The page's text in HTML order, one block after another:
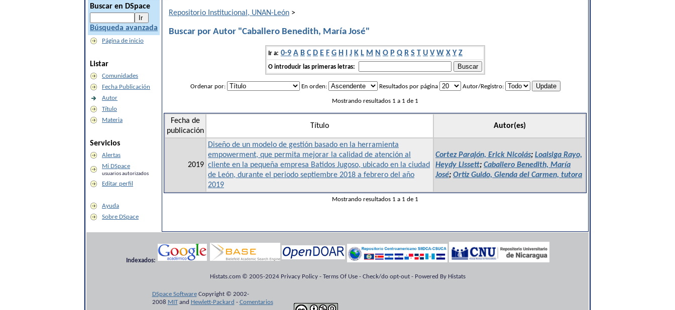
Buscar en DSpace
Búsqueda avanzada
Página de inicio
Listar
Comunidades
Fecha Publicación
Autor
Título
Materia
Servicios
Alertas
Mi DSpace
usuarios autorizados
Editar perfil
Ayuda
Sobre DSpace
Repositorio Institucional, UNAN-León >
Buscar por Autor "Caballero Benedith, María José"
Ir a: 0-9 A B C D E F G H I J K L M N O P Q R S T U V W X Y Z
O introducir las primeras letras:
Ordenar por: En orden: Resultados por página Autor/Registro:
Mostrando resultados 1 a 1 de 1
Fecha de
publicación
Título Autor(es)
2019
Diseño de un modelo de gestión basado en la herramienta
empowerment, que permita mejorar la calidad de atención al
cliente en la pequeña empresa Batidos Jugoso, ubicado en la ciudad
de León, durante el periodo septiembre 2018 a febrero del año
2019
Cortez Parajón, Erick Nicolás; Loaisiga Rayo,
Heydy Lissett; Caballero Benedith, María
José; Ortiz Guido, Glenda del Carmen, tutora
Mostrando resultados 1 a 1 de 1
Indexados:
Histats.com © 2005-2024 Privacy Policy - Terms Of Use - Check/do opt-out - Powered By Histats
DSpace SoftwareCopyright © 2002-
2008 MITand Hewlett-Packard - Comentarios